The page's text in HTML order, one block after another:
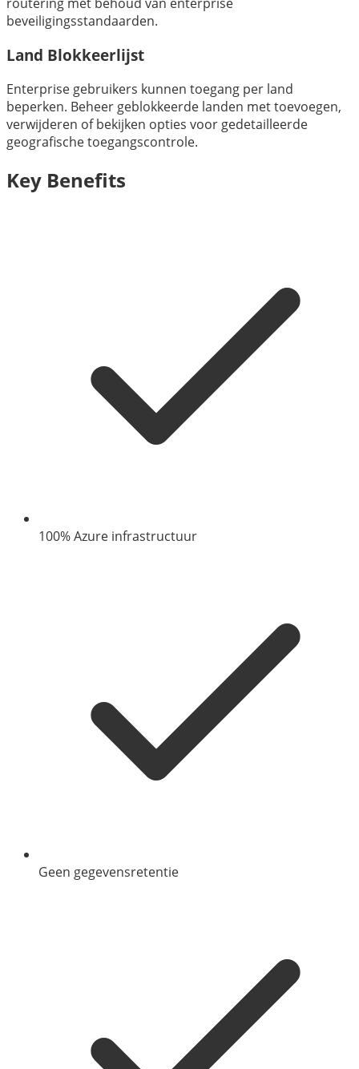
beveiligingsstandaarden.
Land Blokkeerlijst
Enterprise gebruikers kunnen toegang per land
beperken. Beheer geblokkeerde landen met toevoegen,
verwijderen of bekijken opties voor gedetailleerde
geografische toegangscontrole.
Key Benefits
100% Azure infrastructuur
Geen gegevensretentie